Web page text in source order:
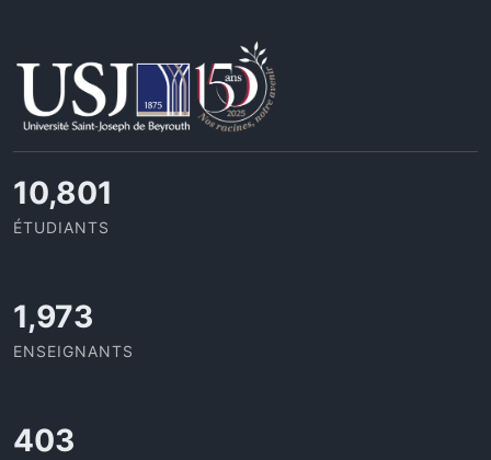
11,727
ÉTUDIANTS
2,142
ENSEIGNANTS
437